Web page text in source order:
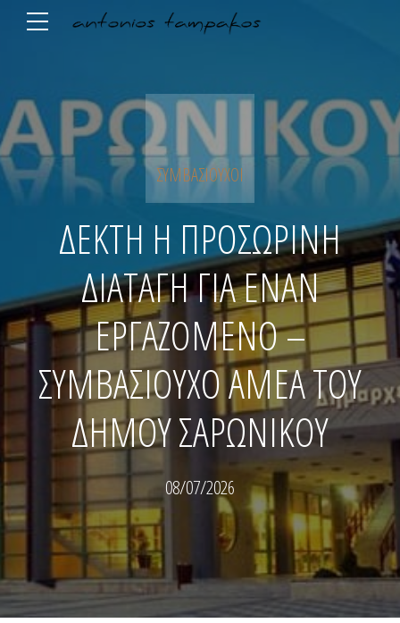
ΣΥΜΒΑΣΙΟΎΧΟΙ
ΔΕΚΤΗ Η ΠΡΟΣΩΡΙΝΗ
ΔΙΑΤΑΓΗ ΓΙΑ ΕΝΑΝ
ΕΡΓΑΖΟΜΕΝΟ –
ΣΥΜΒΑΣΙΟΥΧΟ ΑΜΕΑ ΤΟΥ
ΔΗΜΟΥ ΣΑΡΩΝΙΚΟΥ
08/07/2026